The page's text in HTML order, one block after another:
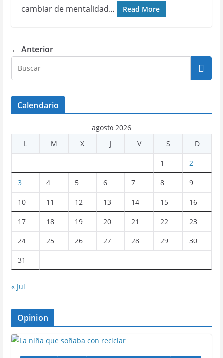
cambiar de mentalidad…
Read More
← Anterior
Calendario
agosto 2026
L
M X J V S D
1 2
3 4 5 6 7 8 9
10 11 12 13 14 15 16
17 18 19 20 21 22 23
24 25 26 27 28 29 30
31
« Jul
Opinion